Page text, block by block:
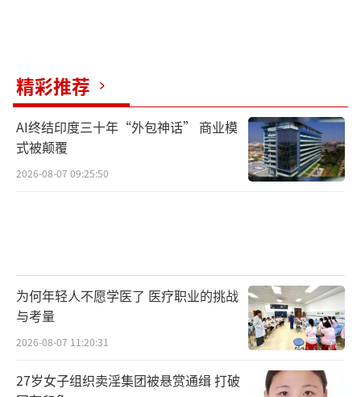
精彩推荐
AI终结印度三十年“外包神话” 商业模
式被颠覆
2026-08-07 09:25:50
为何年轻人不愿学医了 医疗职业的挑战
与考量
2026-08-07 11:20:31
27岁女子组织卖淫集团被悬赏通缉 打破